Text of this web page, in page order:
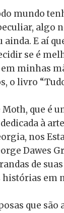
mundo
algo
ainda. E aí
se é
minhas
o livro
que é
à
nos
Dawes
de
em
que são